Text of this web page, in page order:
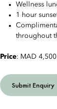
Wellness
1 hour
throughout
Price: MAD 4,500
Submit Enquiry